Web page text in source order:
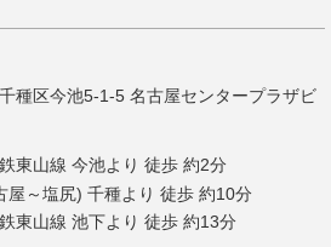
種区今池5-1-5 名古屋センタープラザビ
東山線 今池より 徒歩 約2分
屋～塩尻) 千種より 徒歩 約10分
東山線 池下より 徒歩 約13分